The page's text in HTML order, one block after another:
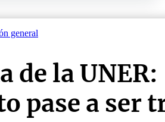
general
de la
pase a ser